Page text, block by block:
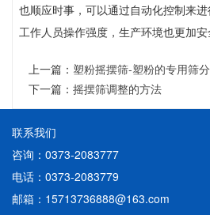
也顺应时事，可以通过自动化控制来
工作人员操作强度，生产环境也更加安
上一篇： 塑粉摇摆筛-塑粉的专用筛
下一篇： 摇摆筛调整的方法
联系我们
咨询：0373-2083777
电话：0373-2083779
邮箱：15713736888@163.com